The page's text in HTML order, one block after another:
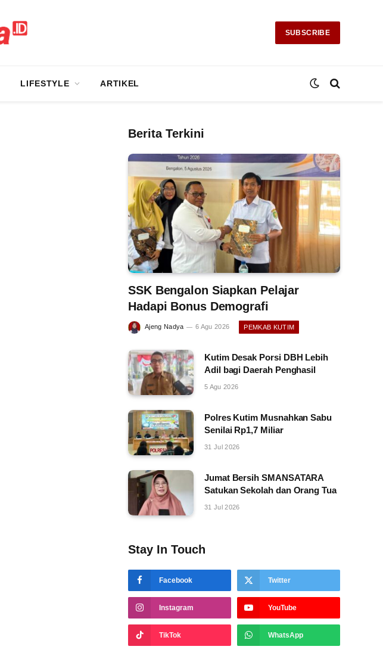
SUBSCRIBE
LIFESTYLE ARTIKEL
Berita Terkini
SSK Bengalon Siapkan Pelajar
Hadapi Bonus Demografi
Ajeng Nadya 6 Agu 2026 PEMKAB KUTIM
Kutim Desak Porsi DBH Lebih
Adil bagi Daerah Penghasil
5 Agu 2026
Polres Kutim Musnahkan Sabu
Senilai Rp1,7 Miliar
31 Jul 2026
Jumat Bersih SMANSATARA
Satukan Sekolah dan Orang Tua
31 Jul 2026
Stay In Touch
Facebook Twitter
Instagram YouTube
TikTok WhatsApp